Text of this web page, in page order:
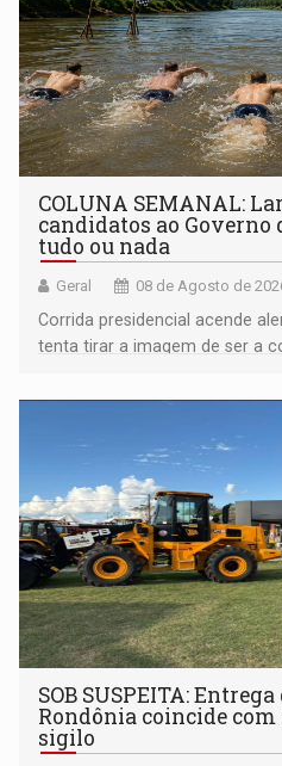
COLUNA SEMANAL:
candidatos ao Governo
tudo ou nada
Geral 08 de Agosto de
Corrida presidencial acende
tenta tirar a imagem de ser a
não ter entrado no modo
SOB SUSPEITA:
Rondônia coincide
sigilo